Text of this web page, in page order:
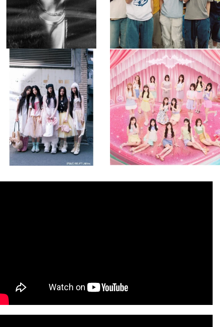
musicjapantv
💡8月特番放送決定！
8月 4
2 0
musicjapantv
💡8月特番放送決定！
...
8月 4
2 0